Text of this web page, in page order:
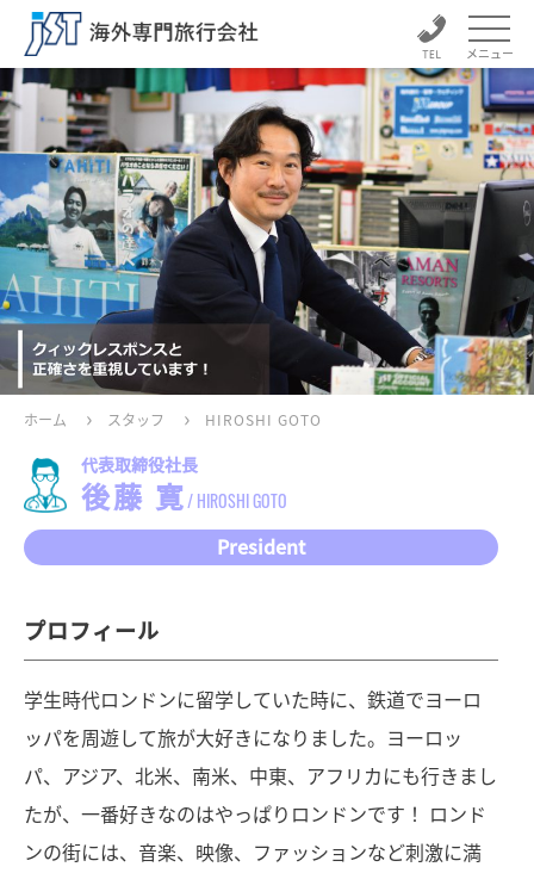
メニュー
ホーム スタッフ HIROSHI GOTO
代表取締役社長
後藤 寛/ HIROSHI GOTO
President
プロフィール
学生時代ロンドンに留学していた時に、鉄道でヨーロ
ッパを周遊して旅が大好きになりました。ヨーロッ
パ、アジア、北米、南米、中東、アフリカにも行きまし
たが、一番好きなのはやっぱりロンドンです！ ロンド
ンの街には、音楽、映像、ファッションなど刺激に満